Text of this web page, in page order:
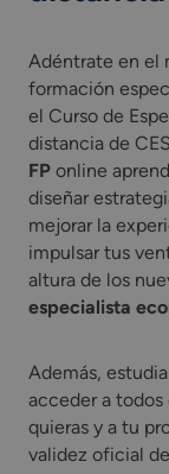
Adéntrate en el
formación
el Curso de
distancia de
FP online
diseñar
mejorar la
impulsar tus
altura de los
especialista
Además,
acceder a
quieras y a tu
validez oficial